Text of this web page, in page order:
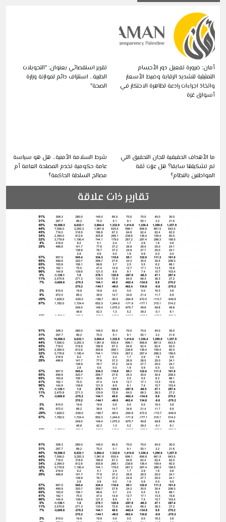
أمان: ضرورة تفعيل دور الأجسام
التمثيلية لتشديد الرقابة وضبط الأسعار
واتخاذ اجراءات رادعة لظاهرة الاحتكار في
أسواق غزة
تقرير استقصائي بعنوان: "التحويلات
الطبية.. استنزاف دائم لموازنة وزارة
الصحة"
ما الأهداف الحقيقية للجان التحقيق التي
تم تشكيلها سابقا؟ هل عززت ثقة
المواطنين بالنظام؟
شرط السلامة الأمنية.. هل هو سياسة
عامة حكومية تخدم المصلحة العامة أم
مصالح السلطة الحاكمة؟
تقارير ذات علاقة